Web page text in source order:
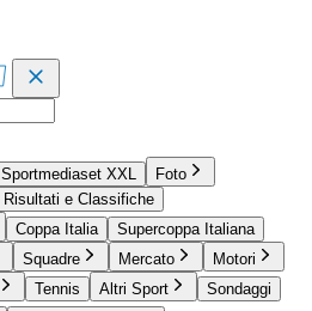
Sportmediaset XXL
Foto
Risultati e Classifiche
Coppa Italia
Supercoppa Italiana
Squadre Mercato
Motori
Tennis Altri Sport
Sondaggi